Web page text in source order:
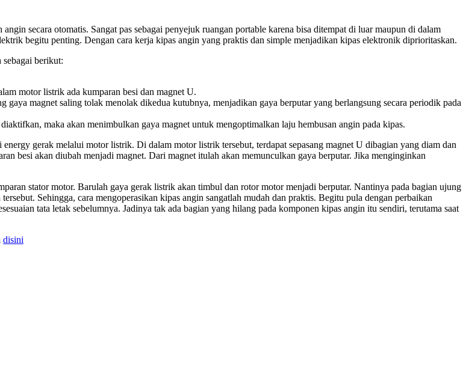
secara otomatis. Sangat pas sebagai penyejuk ruangan portable karena bisa ditempat di luar maupun di dalam
begitu penting. Dengan cara kerja kipas angin yang praktis dan simple menjadikan kipas elektronik diprioritaskan.
berikut:
motor listrik ada kumparan besi dan magnet U.
magnet saling tolak menolak dikedua kutubnya, menjadikan gaya berputar yang berlangsung secara periodik pada
maka akan menimbulkan gaya magnet untuk mengoptimalkan laju hembusan angin pada kipas.
gerak melalui motor listrik. Di dalam motor listrik tersebut, terdapat sepasang magnet U dibagian yang diam dan
besi akan diubah menjadi magnet. Dari magnet itulah akan memunculkan gaya berputar. Jika menginginkan
stator motor. Barulah gaya gerak listrik akan timbul dan rotor motor menjadi berputar. Nantinya pada bagian ujung
Sehingga, cara mengoperasikan kipas angin sangatlah mudah dan praktis. Begitu pula dengan perbaikan
tata letak sebelumnya. Jadinya tak ada bagian yang hilang pada komponen kipas angin itu sendiri, terutama saat
disini